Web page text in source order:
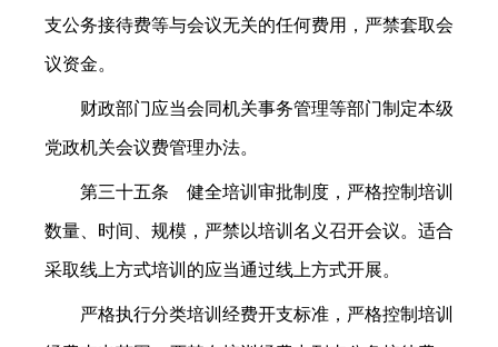
支公务接待费等与会议无关的任何费用，严禁套取会
议资金。
财政部门应当会同机关事务管理等部门制定本级
党政机关会议费管理办法。
第三十五条 健全培训审批制度，严格控制培训
数量、时间、规模，严禁以培训名义召开会议。适合
采取线上方式培训的应当通过线上方式开展。
严格执行分类培训经费开支标准，严格控制培训